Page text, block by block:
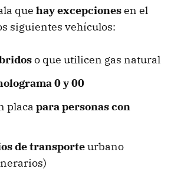
que hay excepcionesen el
siguientes vehículos:
o que utilicen gas natural
0 y 00
placa para personas con
de transporteurbano